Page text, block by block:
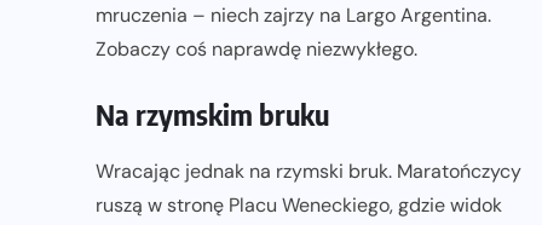
mruczenia – niech zajrzy na Largo Argentina.
Zobaczy coś naprawdę niezwykłego.
Na rzymskim bruku
Wracając jednak na rzymski bruk. Maratończycy
ruszą w stronę Placu Weneckiego, gdzie widok